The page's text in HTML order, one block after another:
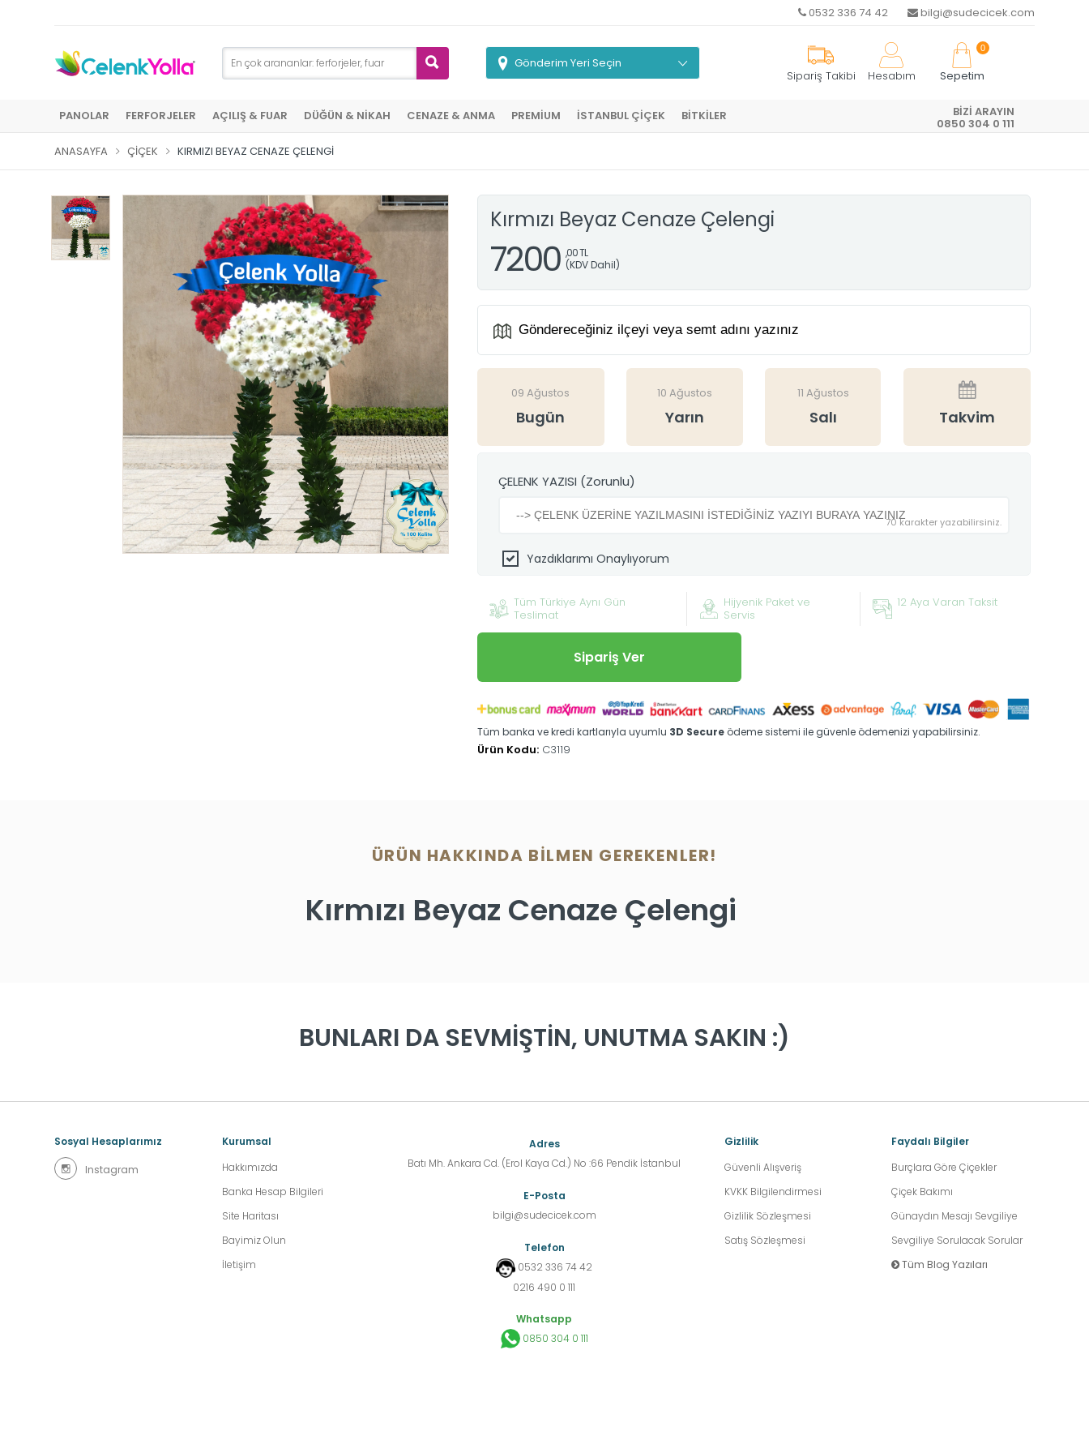
0532 336 74 42 bilgi@sudecicek.com
Gönderim Yeri Seçin
Sipariş Takibi
Hesabım Sepetim
0
PANOLAR FERFORJELER AÇILIŞ & FUAR DÜĞÜN & NİKAH CENAZE & ANMA PREMİUM İSTANBUL ÇİÇEK BİTKİLER BİZİ ARAYIN
0850 304 0 111
ANASAYFA
ÇIÇEK KIRMIZI BEYAZ CENAZE ÇELENGI
Kırmızı Beyaz Cenaze Çelengi
7200 ,00 TL
(KDV Dahil)
09 Ağustos
Bugün
10 Ağustos
Yarın
11 Ağustos
Salı Takvim
ÇELENK YAZISI (Zorunlu)
70 karakter yazabilirsiniz.
Yazdıklarımı Onaylıyorum
Tüm Türkiye Aynı Gün
Teslimat
Hijyenik Paket ve
Servis
12 Aya Varan Taksit
Sipariş Ver
Tüm banka ve kredi kartlarıyla uyumlu 3D Secureödeme sistemi ile güvenle ödemenizi yapabilirsiniz.
Ürün Kodu: C3119
ÜRÜN HAKKINDA BILMEN GEREKENLER!
Kırmızı Beyaz Cenaze Çelengi
BUNLARI DA SEVMİŞTİN, UNUTMA SAKIN :)
Sosyal Hesaplarımız
Instagram
Kurumsal
Hakkımızda
Banka Hesap Bilgileri
Site Haritası
Bayimiz Olun
İletişim
Adres
Batı Mh. Ankara Cd. (Erol Kaya Cd.) No :66 Pendik İstanbul
E-Posta
bilgi@sudecicek.com
Telefon
0532 336 74 42
0216 490 0 111
Whatsapp
0850 304 0 111
Gizlilik
Güvenli Alışveriş
KVKK Bilgilendirmesi
Gizlilik Sözleşmesi
Satış Sözleşmesi
Faydalı Bilgiler
Burçlara Göre Çiçekler
Çiçek Bakımı
Günaydın Mesajı Sevgiliye
Sevgiliye Sorulacak Sorular
Tüm Blog Yazıları